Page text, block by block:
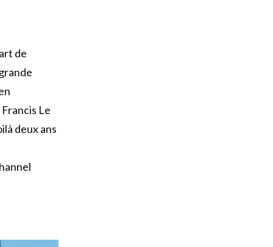
de
Le
deux ans